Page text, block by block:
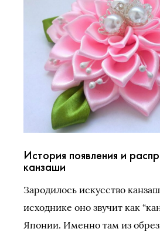
История появления и
канзаши
Зародилось искусство
исходнике оно звучит как
Японии. Именно там из